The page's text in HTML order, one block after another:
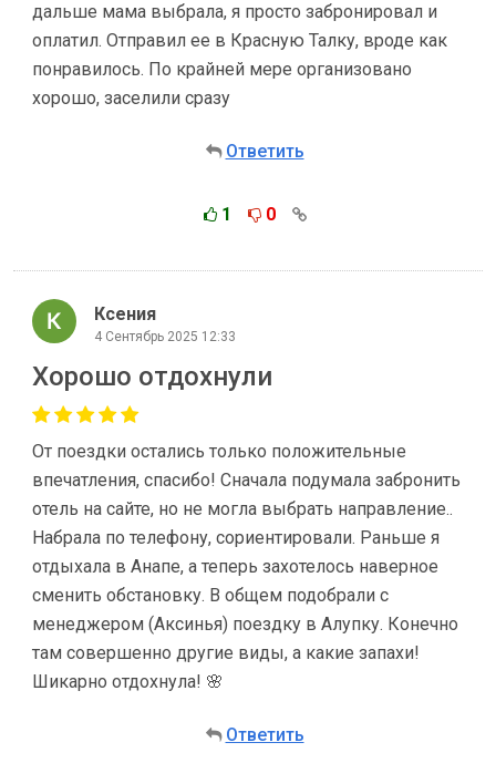
дальше мама выбрала, я просто забронировал и
оплатил. Отправил ее в Красную Талку, вроде как
понравилось. По крайней мере организовано
хорошо, заселили сразу
Ответить
1 0
Ксения
4 Сентябрь 2025 12:33
Хорошо отдохнули
От поездки остались только положительные
впечатления, спасибо! Сначала подумала забронить
отель на сайте, но не могла выбрать направление..
Набрала по телефону, сориентировали. Раньше я
отдыхала в Анапе, а теперь захотелось наверное
сменить обстановку. В общем подобрали с
менеджером (Аксинья) поездку в Алупку. Конечно
там совершенно другие виды, а какие запахи!
Шикарно отдохнула! 🌸
Ответить